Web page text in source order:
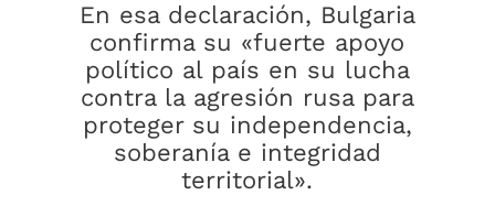
En esa declaración, Bulgaria
confirma su «fuerte apoyo
político al país en su lucha
contra la agresión rusa para
proteger su independencia,
soberanía e integridad
territorial».